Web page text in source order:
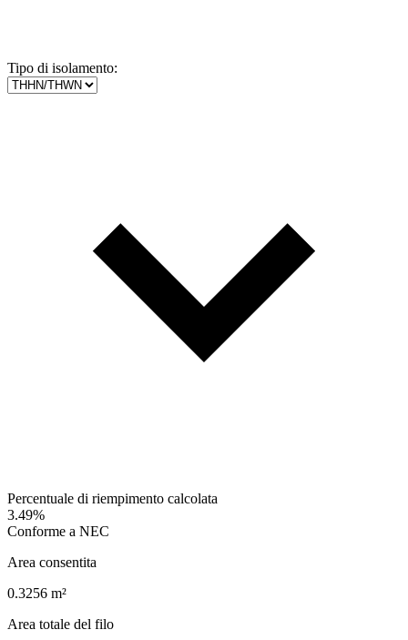
Tipo di isolamento:
Percentuale di riempimento calcolata
3.49%
Conforme a NEC
Area consentita
0.3256 m²
Area totale del filo